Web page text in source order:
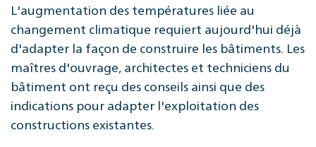
L'augmentation des températures liée au
changement climatique requiert aujourd'hui déjà
d'adapter la façon de construire les bâtiments. Les
maîtres d'ouvrage, architectes et techniciens du
bâtiment ont reçu des conseils ainsi que des
indications pour adapter l'exploitation des
constructions existantes.